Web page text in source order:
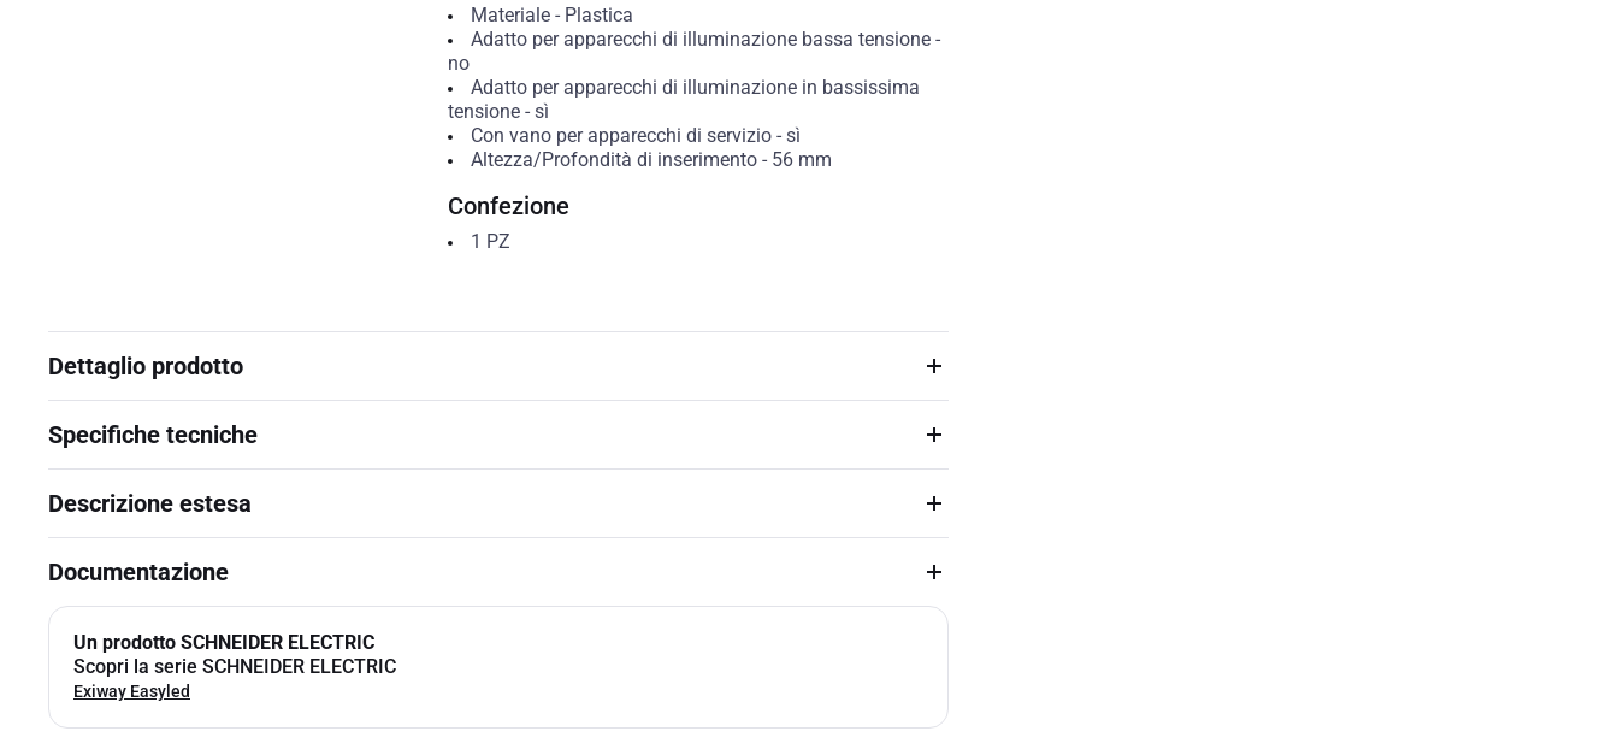
Materiale- Plastica
Adatto per apparecchi di illuminazione bassa tensione-
no
Adatto per apparecchi di illuminazione in bassissima
tensione - sì
Con vano per apparecchi di servizio- sì
Altezza/Profondità di inserimento- 56 mm
Confezione
1 PZ
Dettaglio prodotto
Specifiche tecniche
Descrizione estesa
Documentazione
Un prodotto SCHNEIDER ELECTRIC
Scopri la serie SCHNEIDER ELECTRIC
Exiway Easyled